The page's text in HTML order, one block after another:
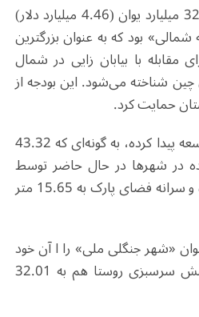
بخشی از این تلاش، تزریق 32 میلیارد یوان (4.46 میلیارد دلار)
بود که به عنوان بزرگترین
مقابله با بیابان زایی در شمال
شناخته می‌شود. این بودجه از
فضاهای سبز شهری هم توسعه پیدا کرده، به گونه‌ای که 43.32
در شهرها در حال حاضر توسط
پوشش گیاهی پوشیده شده و سرانه فضای پارک به 15.65 متر
از 200 شهر عنوان «شهر جنگلی ملی» را ا آن خود
کرده‌اند و در عین حال پوشش سرسبزی روستا هم به 32.01